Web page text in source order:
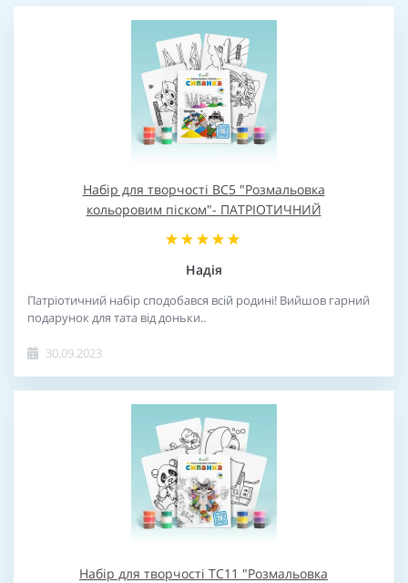
Набір для творчості BC5 "Розмальовка
кольоровим піском"- ПАТРІОТИЧНИЙ
Надія
Патріотичний набір сподобався всій родині! Вийшов гарний
подарунок для тата від доньки..
30.09.2023
Набір для творчості TC11 "Розмальовка